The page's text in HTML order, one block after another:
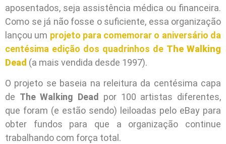
aposentados, seja assistência médica ou financeira.
Como se já não fosse o suficiente, essa organização
lançou um projeto para comemorar o aniversário da
centésima edição dos quadrinhos de The Walking
Dead (a mais vendida desde 1997).
O projeto se baseia na releitura da centésima capa
de The Walking Dead
por 100 artistas diferentes,
que foram (e estão sendo) leiloadas pelo eBay para
obter fundos para que a organização continue
trabalhando com força total.